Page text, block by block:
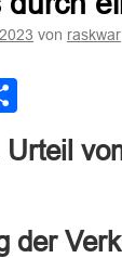
von raskwar
Urteil
der